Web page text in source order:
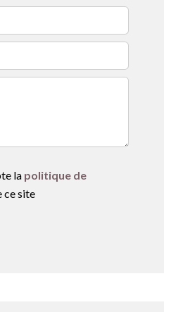
la politique de
ce site